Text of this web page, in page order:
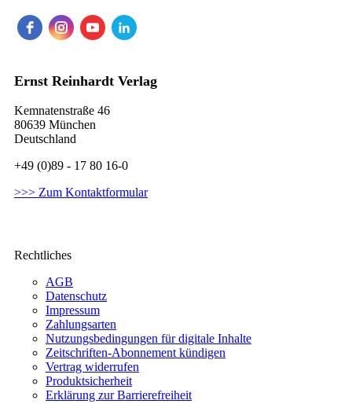
Ernst Reinhardt Verlag
Kemnatenstraße 46
80639 München
Deutschland
+49 (0)89 - 17 80 16-0
>>> Zum Kontaktformular
Rechtliches
AGB
Datenschutz
Impressum
Zahlungsarten
Nutzungsbedingungen für digitale Inhalte
Zeitschriften-Abonnement kündigen
Vertrag widerrufen
Produktsicherheit
Erklärung zur Barrierefreiheit